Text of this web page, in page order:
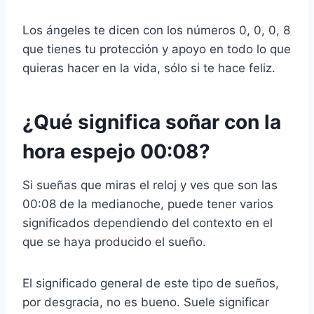
Los ángeles te dicen con los números 0, 0, 0, 8
que tienes tu protección y apoyo en todo lo que
quieras hacer en la vida, sólo si te hace feliz.
¿Qué significa soñar con la
hora espejo 00:08?
Si sueñas que miras el reloj y ves que son las
00:08 de la medianoche, puede tener varios
significados dependiendo del contexto en el
que se haya producido el sueño.
El significado general de este tipo de sueños,
por desgracia, no es bueno. Suele significar